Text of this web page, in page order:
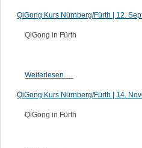
QiGong Kurs Nürnberg/Fürth | 12.
QiGong in Fürth
Weiterlesen …
Nürnberg/Fürth
|
QiGong Kurs Nürnberg/Fürth | 14.
QiGong in Fürth